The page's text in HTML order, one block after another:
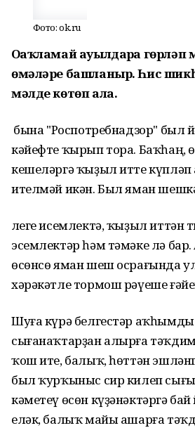
Фото: ok.ru
Оҙаҡламай ауылдарҙа гөрләп
өмәләре башланыр. Һис
мәлде көтөп ала.
Ә бына "Роспотребнадзор" был
кәйефте ҡырып тора. Баҡһаң,
кешеләргә ҡыҙыл итте
ителмәй икән. Был яман
Әлеге исемлектә, ҡыҙыл иттән
эсемлектәр һәм тәмәке лә
өсөнсө яман шеш осрағында
хәрәкәтле тормош рәүеше
Шуға күрә белгестәр аҡһымды
сығанаҡтарҙан алырға
ҡош ите, балыҡ, һөттән
был ҡурҡыныс сир килеп
кәметеү өсөн күҙәнәктәргә
еләк, балыҡ майы ашарға